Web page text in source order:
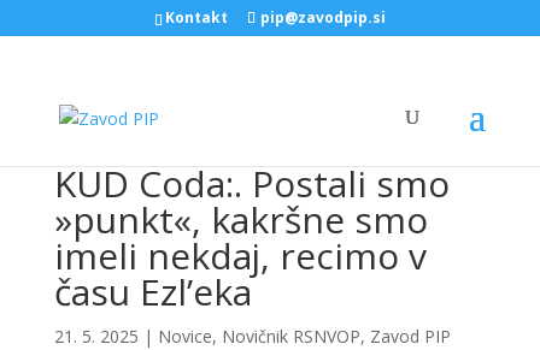
Kontakt pip@zavodpip.si
KUD Coda:. Postali smo
»punkt«, kakršne smo
imeli nekdaj, recimo v
času Ezl’eka
21. 5. 2025 | Novice, Novičnik RSNVOP, Zavod PIP